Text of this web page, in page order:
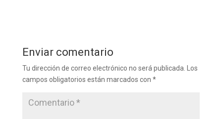
Enviar comentario
Tu dirección de correo electrónico no será publicada.
Los
campos obligatorios están marcados con *